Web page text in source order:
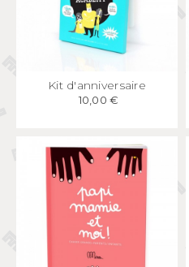
APERÇU RAPIDE
Kit d'anniversaire
10,00 €